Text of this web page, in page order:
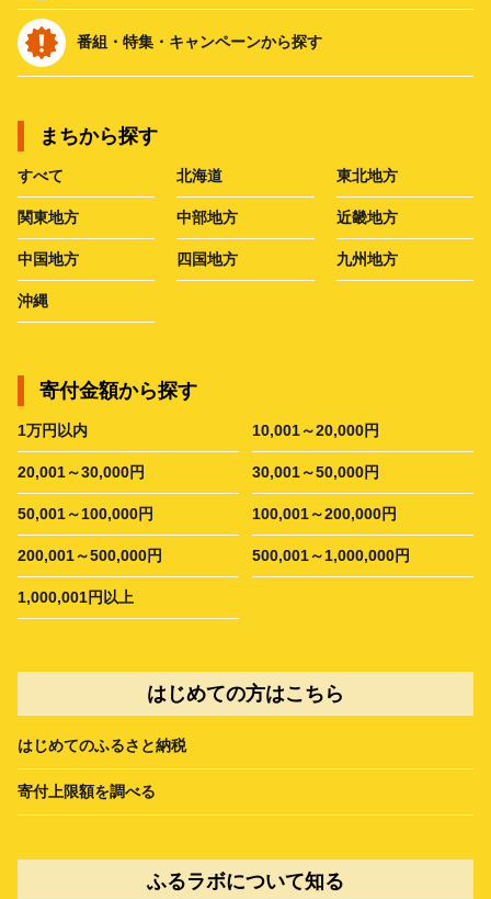
番組・特集・キャンペーンから探す
まちから探す
すべて 北海道 東北地方
関東地方 中部地方 近畿地方
中国地方 四国地方 九州地方
沖縄
寄付金額から探す
1万円以内 10,001～20,000円
20,001～30,000円 30,001～50,000円
50,001～100,000円 100,001～200,000円
200,001～500,000円 500,001～1,000,000円
1,000,001円以上
はじめての方はこちら
はじめてのふるさと納税
寄付上限額を調べる
ふるラボについて知る